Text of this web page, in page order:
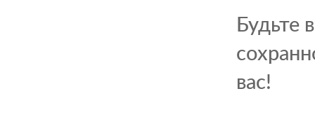
Будьте
вас!